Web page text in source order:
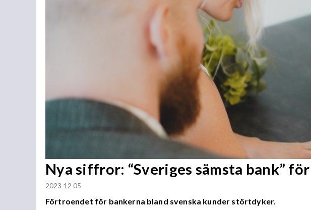
Nya siffror: “Sveriges sämsta bank”
2023 12 05
Förtroendet för bankerna bland svenska kunder störtdyker.